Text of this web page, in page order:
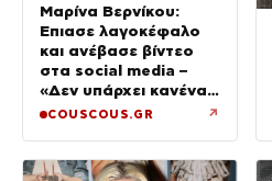
Μαρίνα Βερνίκου:
Έπιασε λαγοκέφαλο
και ανέβασε βίντεο
στα social media –
«Δεν υπάρχει κανένας
λόγος να φοβόμαστε»
COUSCOUS.GR ↗